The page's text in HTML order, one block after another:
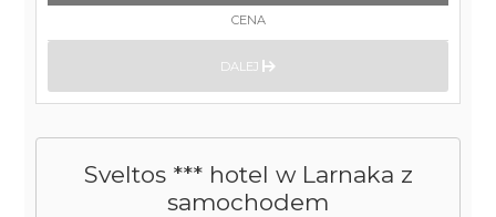
Sveltos *** hotel w Larnaka z
samochodem
CENA
DALEJ